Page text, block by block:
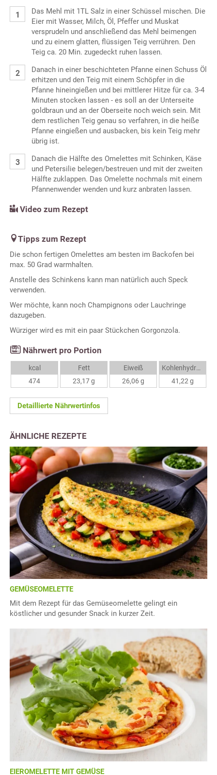
Das Mehl mit 1TL Salz in einer Schüssel mischen. Die
Eier mit Wasser, Milch, Öl, Pfeffer und Muskat
versprudeln und anschließend das Mehl beimengen
und zu einem glatten, flüssigen Teig verrühren. Den
Teig ca. 20 Min. zugedeckt ruhen lassen.
Danach in einer beschichteten Pfanne einen Schuss Öl
erhitzen und den Teig mit einem Schöpfer in die
Pfanne hineingießen und bei mittlerer Hitze für ca. 3-4
Minuten stocken lassen - es soll an der Unterseite
goldbraun und an der Oberseite noch weich sein. Mit
dem restlichen Teig genau so verfahren, in die heiße
Pfanne eingießen und ausbacken, bis kein Teig mehr
übrig ist.
Danach die Hälfte des Omelettes mit Schinken, Käse
und Petersilie belegen/bestreuen und mit der zweiten
Hälfte zuklappen. Das Omelette nochmals mit einem
Pfannenwender wenden und kurz anbraten lassen.
Video zum Rezept
Tipps zum Rezept
Die schon fertigen Omelettes am besten im Backofen bei
max. 50 Grad warmhalten.
Anstelle des Schinkens kann man natürlich auch Speck
verwenden.
Wer möchte, kann noch Champignons oder Lauchringe
dazugeben.
Würziger wird es mit ein paar Stückchen Gorgonzola.
Nährwert pro Portion
kcal
474
Fett
23,17 g
Eiweiß
26,06 g
Kohlenhydrate
41,22 g
Detaillierte Nährwertinfos
ÄHNLICHE REZEPTE
GEMÜSEOMELETTE
Mit dem Rezept für das Gemüseomelette gelingt ein
köstlicher und gesunder Snack in kurzer Zeit.
EIEROMELETTE MIT GEMÜSE